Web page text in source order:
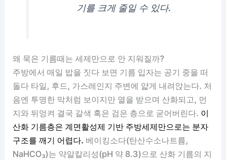
기를 크게 줄일 수 있다.
왜 묵은 기름때는 세제만으로 안 지워질까?
주방에서 매일 밥을 짓다 보면 기름 입자는 공기 중을 떠
돌다 타일, 후드, 가스레인지 주변에 얇게 내려앉는다. 처
음엔 투명한 막처럼 보이지만 열을 받으며 산화되고, 먼
지와 뒤엉켜 결국 갈색 혹은 검은 층으로 굳어버린다. 이
산화 기름층은 계면활성제 기반 주방세제만으로는 분자
구조를 깨기 어렵다. 베이킹소다(탄산수소나트륨,
NaHCO₃)는 약알칼리성(pH 약 8.3)으로 산화 기름의 지